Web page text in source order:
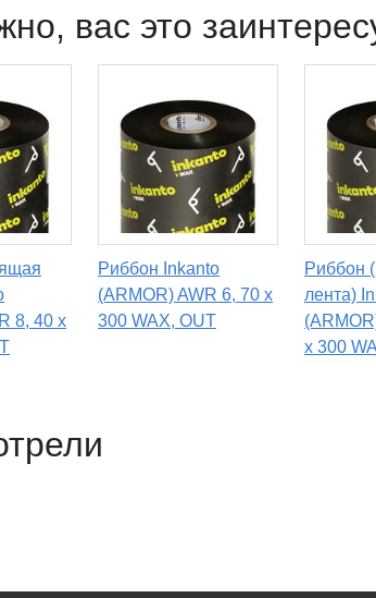
вас это
8, 40 х
Риббон Inkanto
(ARMOR) AWR 6, 70 х
300 WAX, OUT
Риббон
лента)
х 300